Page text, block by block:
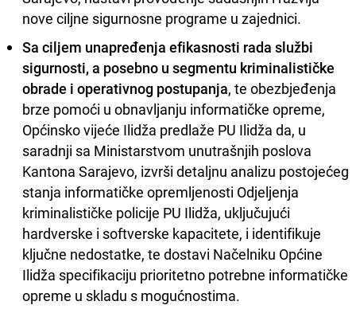
nove ciljne sigurnosne programe u zajednici.
Sa ciljem unapređenja efikasnosti rada službi
sigurnosti, a posebno u segmentu kriminalističke
obrade i operativnog postupanja, te obezbjeđenja
brze pomoći u obnavljanju informatičke opreme,
Općinsko vijeće Ilidža predlaže PU Ilidža da, u
saradnji sa Ministarstvom unutrašnjih poslova
Kantona Sarajevo, izvrši detaljnu analizu postojećeg
stanja informatičke opremljenosti Odjeljenja
kriminalističke policije PU Ilidža, uključujući
hardverske i softverske kapacitete, i identifikuje
ključne nedostatke, te dostavi Načelniku Općine
Ilidža specifikaciju prioritetno potrebne informatičke
opreme u skladu s mogućnostima.